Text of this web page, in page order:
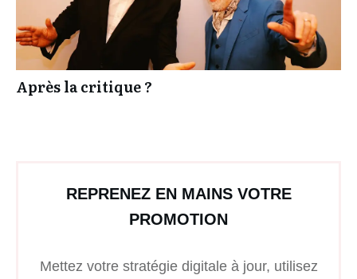
Après la critique ?
REPRENEZ EN MAINS VOTRE
PROMOTION
Mettez votre stratégie digitale à jour, utilisez